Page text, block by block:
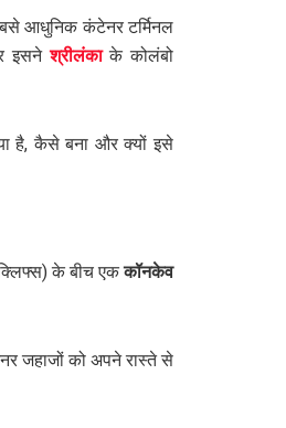
आधुनिक कंटेनर टर्मिनल
इसनेश्रीलंकाके कोलंबो
है, कैसे बना और क्यों इसे
के बीच एककॉनकेव
जहाजों को अपने रास्ते से